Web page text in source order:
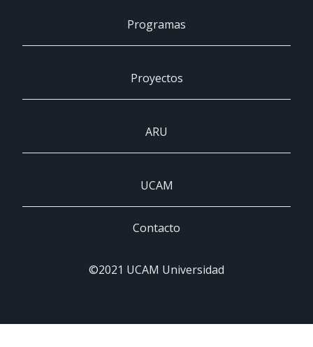
Programas
Proyectos
ARU
UCAM
Contacto
©2021 UCAM Universidad